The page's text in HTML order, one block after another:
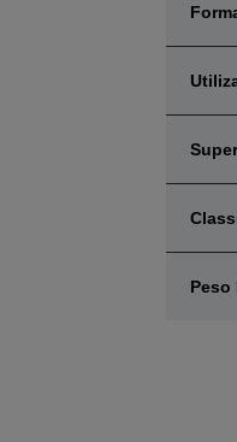
Peso